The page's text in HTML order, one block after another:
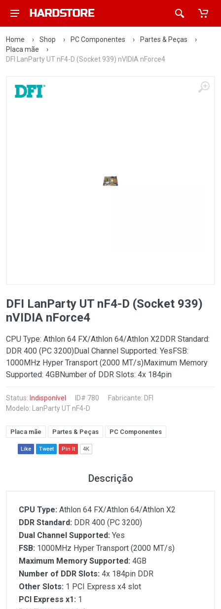
Home › Shop › PC Componentes › Partes & Peças
›
Placa mãe
›
DFI LanParty UT nF4-D (Socket 939) nVIDIA nForce4
DFI LanParty UT nF4-D (Socket 939)
nVIDIA nForce4
CPU Type: Athlon 64 FX/Athlon 64/Athlon X2DDR Standard:
DDR 400 (PC 3200)Dual Channel Supported: YesFSB:
1000MHz Hyper Transport (2000 MT/s)Maximum Memory
Supported: 4GBNumber of DDR Slots: 4x 184pin
Status: Indisponível ID# 780 Fabricante: DFI
Modelo: LanParty UT nF4-D
Placa mãe Partes & Peças PC Componentes
Like Tweet Pin It 4K
Descrição
CPU Type: Athlon 64 FX/Athlon 64/Athlon X2
DDR Standard: DDR 400 (PC 3200)
Dual Channel Supported: Yes
FSB: 1000MHz Hyper Transport (2000 MT/s)
Maximum Memory Supported: 4GB
Number of DDR Slots: 4x 184pin DDR
Other Slots: 1 PCI Express x4 slot
PCI Express x1: 1